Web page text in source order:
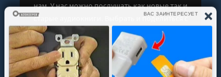
нам. У нас можно послушать как новые так и
старые аудиокниги. Выбрать и поделиться с
друзьями лучшими аудиокнигами!